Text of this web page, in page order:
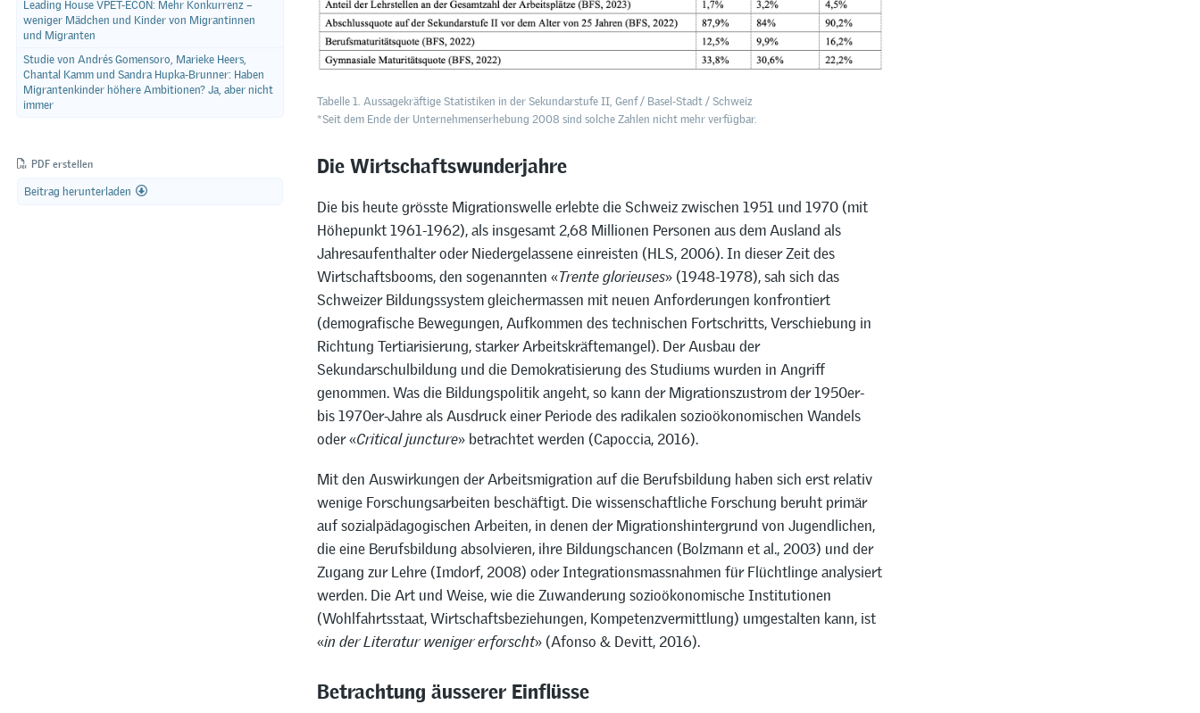
Leading House VPET-ECON: Mehr Konkurrenz –
weniger Mädchen und Kinder von Migrantinnen
und Migranten
Studie von Andrés Gomensoro, Marieke Heers,
Chantal Kamm und Sandra Hupka-Brunner: Haben
Migrantenkinder höhere Ambitionen? Ja, aber nicht
immer
PDF erstellen
Beitrag herunterladen
Tabelle 1. Aussagekräftige Statistiken in der Sekundarstufe II, Genf / Basel-Stadt / Schweiz
*Seit dem Ende der Unternehmenserhebung 2008 sind solche Zahlen nicht mehr verfügbar.
Die Wirtschaftswunderjahre
Die bis heute grösste Migrationswelle erlebte die Schweiz zwischen 1951 und 1970 (mit
Höhepunkt 1961-1962), als insgesamt 2,68 Millionen Personen aus dem Ausland als
Jahresaufenthalter oder Niedergelassene einreisten (HLS, 2006). In dieser Zeit des
Wirtschaftsbooms, den sogenannten «Trente glorieuses» (1948-1978), sah sich das
Schweizer Bildungssystem gleichermassen mit neuen Anforderungen konfrontiert
(demografische Bewegungen, Aufkommen des technischen Fortschritts, Verschiebung in
Richtung Tertiarisierung, starker Arbeitskräftemangel). Der Ausbau der
Sekundarschulbildung und die Demokratisierung des Studiums wurden in Angriff
genommen. Was die Bildungspolitik angeht, so kann der Migrationszustrom der 1950er-
bis 1970er-Jahre als Ausdruck einer Periode des radikalen sozioökonomischen Wandels
oder «Critical juncture» betrachtet werden (Capoccia, 2016).
Mit den Auswirkungen der Arbeitsmigration auf die Berufsbildung haben sich erst relativ
wenige Forschungsarbeiten beschäftigt. Die wissenschaftliche Forschung beruht primär
auf sozialpädagogischen Arbeiten, in denen der Migrationshintergrund von Jugendlichen,
die eine Berufsbildung absolvieren, ihre Bildungschancen (Bolzmann et al., 2003) und der
Zugang zur Lehre (Imdorf, 2008) oder Integrationsmassnahmen für Flüchtlinge analysiert
werden. Die Art und Weise, wie die Zuwanderung sozioökonomische Institutionen
(Wohlfahrtsstaat, Wirtschaftsbeziehungen, Kompetenzvermittlung) umgestalten kann, ist
«in der Literatur weniger erforscht» (Afonso & Devitt, 2016).
Betrachtung äusserer Einflüsse